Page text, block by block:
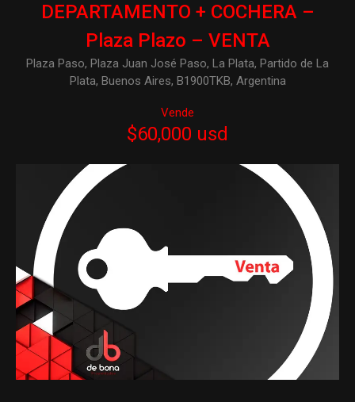
DEPARTAMENTO + COCHERA –
Plaza Plazo – VENTA
Plaza Paso, Plaza Juan José Paso, La Plata, Partido de La
Plata, Buenos Aires, B1900TKB, Argentina
Vende
$60,000 usd